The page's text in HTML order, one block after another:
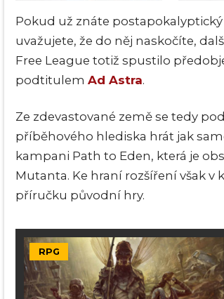
Pokud už znáte
uvažujete, že do něj naskočíte,
Free League totiž spustilo
podtitulem Ad Astra.
Ze zdevastované země se tedy
příběhového hlediska hrát jak
kampani Path to Eden, která je
Mutanta. Ke hraní rozšíření však
příručku původní hry.
RPG